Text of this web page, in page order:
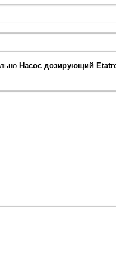
Насос дозирующий